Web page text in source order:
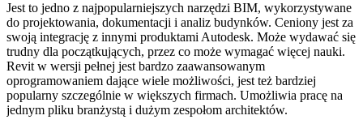
Jest to jedno z najpopularniejszych narzędzi BIM, wykorzystywane
do projektowania, dokumentacji i analiz budynków. Ceniony jest za
swoją integrację z innymi produktami Autodesk. Może wydawać się
trudny dla początkujących, przez co może wymagać więcej nauki.
Revit w wersji pełnej jest bardzo zaawansowanym
oprogramowaniem dające wiele możliwości, jest też bardziej
popularny szczególnie w większych firmach. Umożliwia pracę na
jednym pliku branżystą i dużym zespołom architektów.